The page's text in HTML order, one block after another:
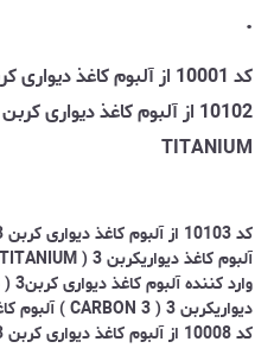
.
TITANIUM
آلبوم کاغذ دیواریکربن 3 ( TITANIUM )
دیواریکربن 3 ( CARBON 3 ) آلبوم کاغذ دیواری کربن3 CARBON 3
کد 10008 از آلبوم کاغذ دیواری کربن 3 ( CARBON 3 )